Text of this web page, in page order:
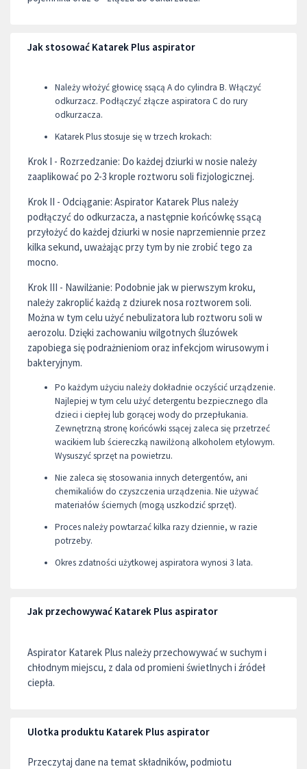
Jak stosować Katarek Plus aspirator
Należy włożyć głowicę ssącą A do cylindra B. Włączyć
odkurzacz. Podłączyć złącze aspiratora C do rury
odkurzacza.
Katarek Plus stosuje się w trzech krokach:
Krok I - Rozrzedzanie: Do każdej dziurki w nosie należy
zaaplikować po 2-3 krople roztworu soli fizjologicznej.
Krok II - Odciąganie: Aspirator Katarek Plus należy
podłączyć do odkurzacza, a następnie końcówkę ssącą
przyłożyć do każdej dziurki w nosie naprzemiennie przez
kilka sekund, uważając przy tym by nie zrobić tego za
mocno.
Krok III - Nawilżanie: Podobnie jak w pierwszym kroku,
należy zakroplić każdą z dziurek nosa roztworem soli.
Można w tym celu użyć nebulizatora lub roztworu soli w
aerozolu. Dzięki zachowaniu wilgotnych śluzówek
zapobiega się podrażnieniom oraz infekcjom wirusowym i
bakteryjnym.
Po każdym użyciu należy dokładnie oczyścić urządzenie.
Najlepiej w tym celu użyć detergentu bezpiecznego dla
dzieci i ciepłej lub gorącej wody do przepłukania.
Zewnętrzną stronę końcówki ssącej zaleca się przetrzeć
wacikiem lub ściereczką nawilżoną alkoholem etylowym.
Wysuszyć sprzęt na powietrzu.
Nie zaleca się stosowania innych detergentów, ani
chemikaliów do czyszczenia urządzenia. Nie używać
materiałów ściernych (mogą uszkodzić sprzęt).
Proces należy powtarzać kilka razy dziennie, w razie
potrzeby.
Okres zdatności użytkowej aspiratora wynosi 3 lata.
Jak przechowywać Katarek Plus aspirator
Aspirator Katarek Plus należy przechowywać w suchym i
chłodnym miejscu, z dala od promieni świetlnych i źródeł
ciepła.
Ulotka produktu Katarek Plus aspirator
Przeczytaj dane na temat składników, podmiotu